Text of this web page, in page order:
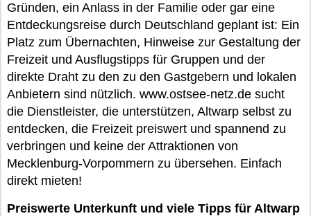
Gründen, ein Anlass in der Familie oder gar eine
Entdeckungsreise durch Deutschland geplant ist: Ein
Platz zum Übernachten, Hinweise zur Gestaltung der
Freizeit und Ausflugstipps für Gruppen und der
direkte Draht zu den zu den Gastgebern und lokalen
Anbietern sind nützlich. www.ostsee-netz.de sucht
die Dienstleister, die unterstützen, Altwarp selbst zu
entdecken, die Freizeit preiswert und spannend zu
verbringen und keine der Attraktionen von
Mecklenburg-Vorpommern zu übersehen. Einfach
direkt mieten!
Preiswerte Unterkunft und viele Tipps für Altwarp